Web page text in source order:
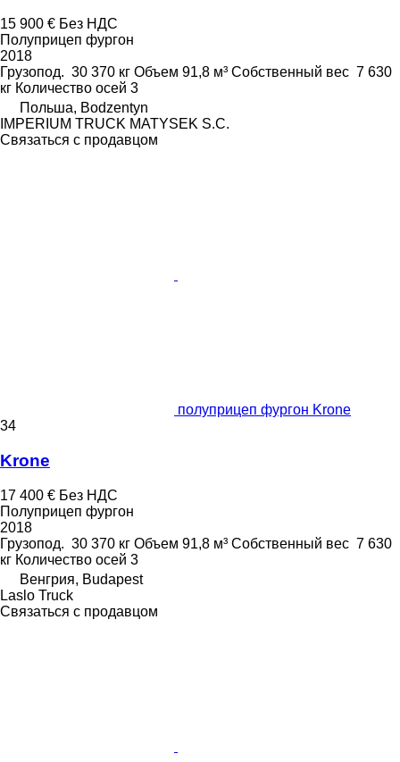
15 900 € Без НДС
Полуприцеп фургон
2018
Грузопод. 30 370 кг Объем 91,8 м³ Собственный вес 7 630
кг Количество осей 3
Польша, Bodzentyn
IMPERIUM TRUCK MATYSEK S.C.
Связаться с продавцом
полуприцеп фургон Krone
34
Krone
17 400 € Без НДС
Полуприцеп фургон
2018
Грузопод. 30 370 кг Объем 91,8 м³ Собственный вес 7 630
кг Количество осей 3
Венгрия, Budapest
Laslo Truck
Связаться с продавцом